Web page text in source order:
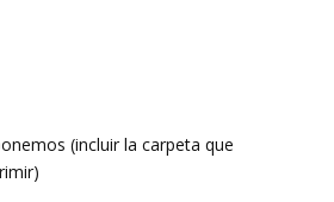
(incluir la carpeta que